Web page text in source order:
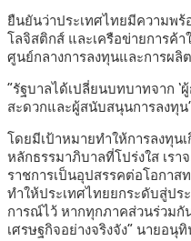
ยืนยันว่าประเทศไทยมีความพร้
โลจิสติกส์ และเครือข่ายการค้
ศูนย์กลางการลงทุนและการผ
“รัฐบาลได้เปลี่ยนบทบาทจาก ‘
สะดวกและผู้สนับสนุนการลงทุน
โดยมีเป้าหมายทำให้การลงทุน
หลักธรรมาภิบาลที่โปร่งใส เร
ราชการเป็นอุปสรรคต่อโอกา
ทำให้ประเทศไทยยกระดับสู่ปร
การณ์ไว้ หากทุกภาคส่วนร่วม
เศรษฐกิจอย่างจริงจัง” นายอนุ